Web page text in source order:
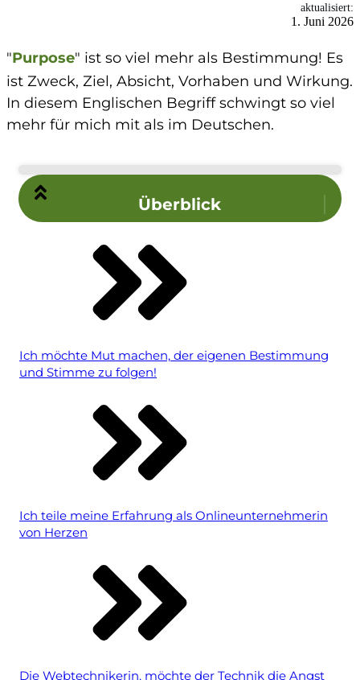
aktualisiert:
1. Juni 2026
"Purpose" ist so viel mehr als Bestimmung! Es
ist Zweck, Ziel, Absicht, Vorhaben und Wirkung.
In diesem Englischen Begriff schwingt so viel
mehr für mich mit als im Deutschen.
Überblick
Ich möchte Mut machen, der eigenen Bestimmung
und Stimme zu folgen!
Ich teile meine Erfahrung als Onlineunternehmerin
von Herzen
Die Webtechnikerin, möchte der Technik die Angst